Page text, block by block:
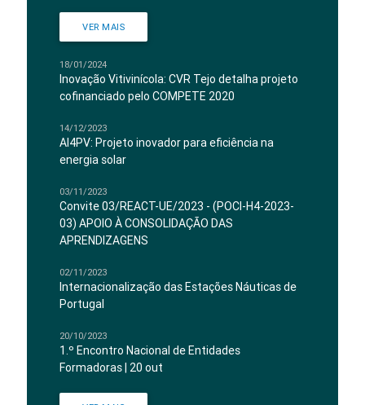
VER MAIS
18/01/2024
Inovação Vitivinícola: CVR Tejo detalha projeto
cofinanciado pelo COMPETE 2020
14/12/2023
AI4PV: Projeto inovador para eficiência na
energia solar
03/11/2023
Convite 03/REACT-UE/2023 - (POCI-H4-2023-
03) APOIO À CONSOLIDAÇÃO DAS
APRENDIZAGENS
02/11/2023
Internacionalização das Estações Náuticas de
Portugal
20/10/2023
1.º Encontro Nacional de Entidades
Formadoras | 20 out